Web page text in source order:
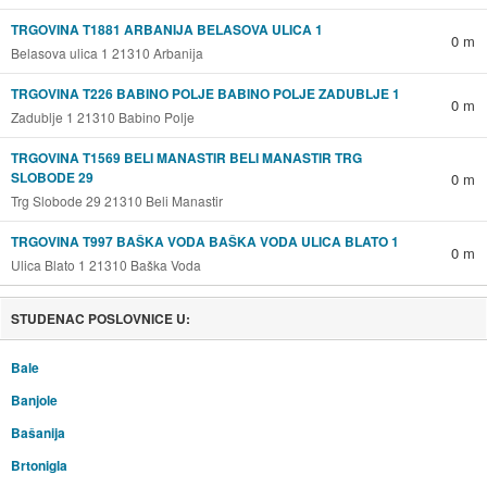
TRGOVINA T1881 ARBANIJA BELASOVA ULICA 1
Belasova ulica 1 21310 Arbanija
0 m
TRGOVINA T226 BABINO POLJE BABINO POLJE ZADUBLJE 1
Zadublje 1 21310 Babino Polje
0 m
TRGOVINA T1569 BELI MANASTIR BELI MANASTIR TRG
SLOBODE 29
Trg Slobode 29 21310 Beli Manastir
0 m
TRGOVINA T997 BAŠKA VODA BAŠKA VODA ULICA BLATO 1
Ulica Blato 1 21310 Baška Voda
0 m
STUDENAC POSLOVNICE U:
Bale
Banjole
Bašanija
Brtonigla